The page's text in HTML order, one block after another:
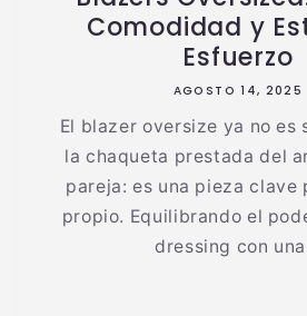
Comodidad y
Esfuerzo
AGOSTO 14, 2025
El blazer oversize ya no es
la chaqueta prestada del
pareja: es una pieza clave
propio. Equilibrando el
dressing con